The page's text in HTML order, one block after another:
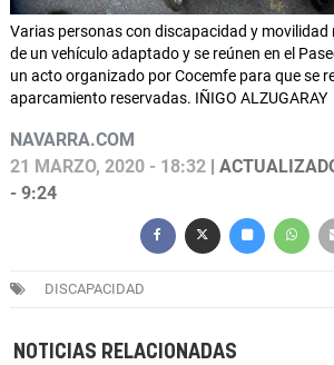
Varias personas con discapacidad y movilidad
de un vehículo adaptado y se reúnen en el
un acto organizado por Cocemfe para que se
aparcamiento reservadas. IÑIGO ALZUGARAY
NAVARRA.COM
21 MARZO, 2020 - 18:32 |
- 9:24
DISCAPACIDAD
NOTICIAS RELACIONADAS